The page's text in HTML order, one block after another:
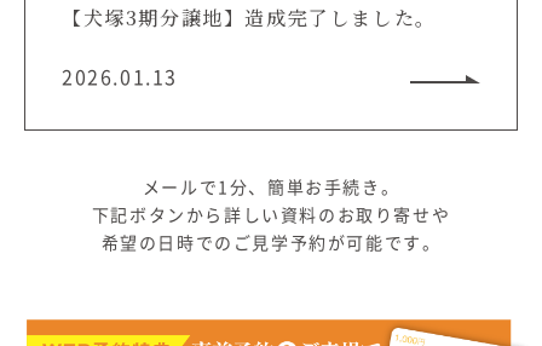
【犬塚3期分譲地】造成完了しました。
2026.01.13
メールで1分、簡単お手続き。
下記ボタンから詳しい資料のお取り寄せや
希望の日時でのご見学予約が可能です。